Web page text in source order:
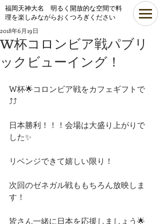
​福岡天神大名 明るく開放的な空間で料
理を楽しみながらおくつろぎください
W杯コロンビア戦パブリ
ックビューイング！
2018年6月19日
W杯🌟コロンビア戦をカフェギフトで
⤴⤴
日本勝利！！！会場は大盛り上がりで
した✨
リベンジできて嬉しい限り！
次回のゼネガル戦ももちろん放映しま
す！
皆さん一緒に日本を応援しましょう🌟